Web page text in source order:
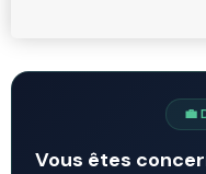
💼
Vous êtes